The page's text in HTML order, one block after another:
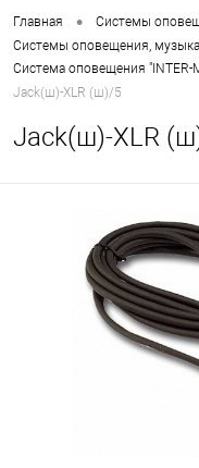
Главная • Системы
Системы оповещения,
Система оповещения "INTER-
Jack(ш)-XLR (ш)/5
Jack(ш)-XLR